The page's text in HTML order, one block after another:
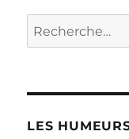
Recherche
pour :
LES